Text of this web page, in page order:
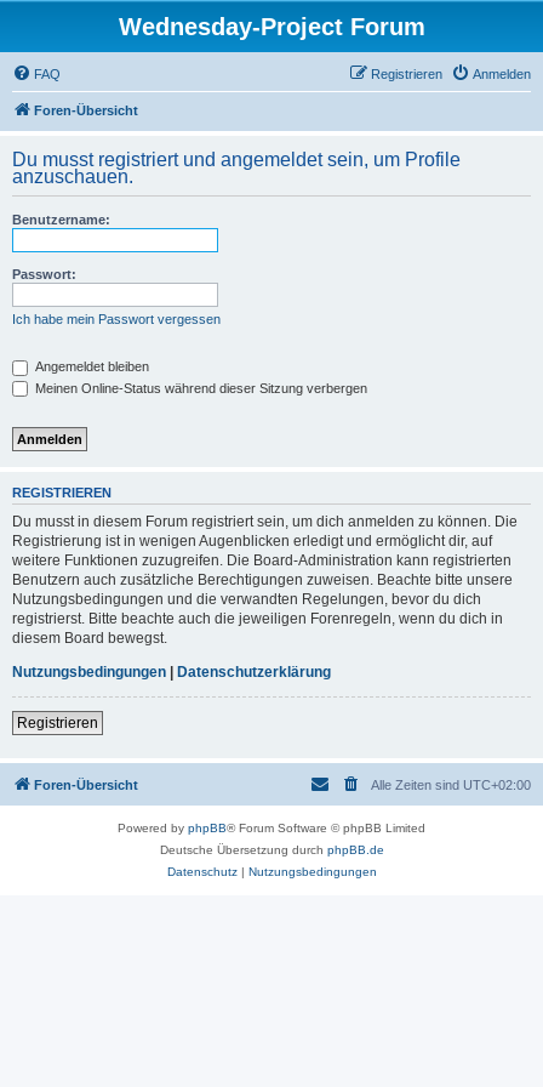
Wednesday-Project Forum
FAQ Anmelden
Registrieren
Foren-Übersicht
Du musst registriert und angemeldet sein, um Profile
anzuschauen.
Benutzername:
Passwort:
Ich habe mein Passwort vergessen
Angemeldet bleiben
Meinen Online-Status während dieser Sitzung verbergen
REGISTRIEREN
Du musst in diesem Forum registriert sein, um dich anmelden zu können. Die
Registrierung ist in wenigen Augenblicken erledigt und ermöglicht dir, auf
weitere Funktionen zuzugreifen. Die Board-Administration kann registrierten
Benutzern auch zusätzliche Berechtigungen zuweisen. Beachte bitte unsere
Nutzungsbedingungen und die verwandten Regelungen, bevor du dich
registrierst. Bitte beachte auch die jeweiligen Forenregeln, wenn du dich in
diesem Board bewegst.
Nutzungsbedingungen | Datenschutzerklärung
Registrieren
Foren-Übersicht Alle Zeiten sind UTC+02:00
Powered by phpBB® Forum Software © phpBB Limited
Deutsche Übersetzung durch phpBB.de
Datenschutz| Nutzungsbedingungen